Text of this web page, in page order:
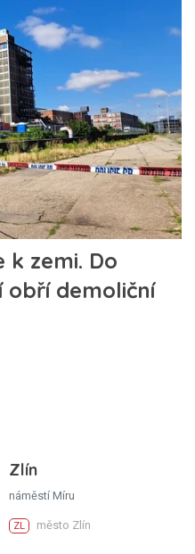
Zlín
náměstí Míru
ZL město Zlín